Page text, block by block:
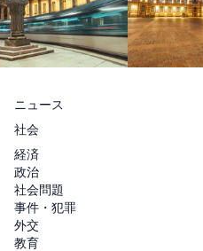
ニュース
社会
経済
政治
社会問題
事件・犯罪
外交
教育